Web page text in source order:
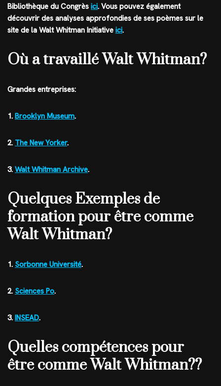
Bibliothèque du Congrès ici. Vous pouvez également
découvrir des analyses approfondies de ses poèmes sur le
site de la Walt Whitman Initiative ici.
Où a travaillé Walt Whitman?
Grandes entreprises:
1. Brooklyn Museum.
2. The New Yorker.
3. Walt Whitman Archive.
Quelques Exemples de
formation pour être comme
Walt Whitman?
1. Sorbonne Université.
2. Sciences Po.
3. INSEAD.
Quelles compétences pour
être comme Walt Whitman??